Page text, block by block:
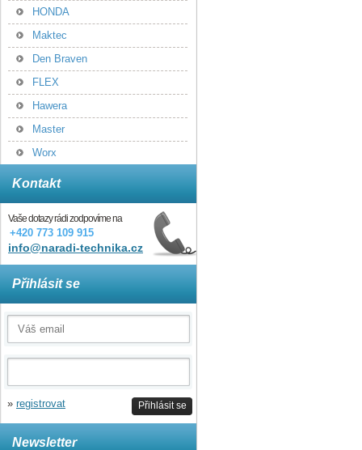
HONDA
Maktec
Den Braven
FLEX
Hawera
Master
Worx
Kontakt
Vaše dotazy rádi zodpovíme na
+420 773 109 915
info@naradi-technika.cz
Přihlásit se
Přihlásit se
» registrovat
Newsletter